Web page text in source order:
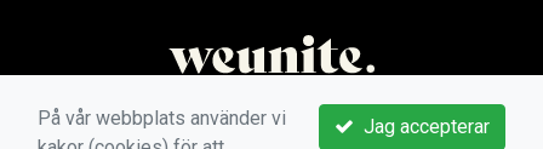
Jag accepterar
På vår webbplats använder vi